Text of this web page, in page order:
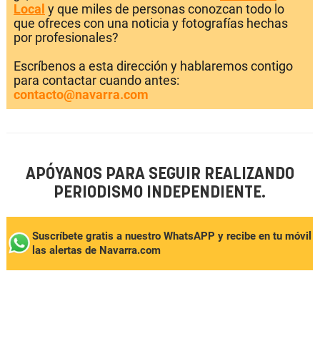
Local y que miles de personas conozcan todo lo
que ofreces con una noticia y fotografías hechas
por profesionales?
Escríbenos a esta dirección y hablaremos contigo
para contactar cuando antes:
contacto@navarra.com
APÓYANOS PARA SEGUIR REALIZANDO
PERIODISMO INDEPENDIENTE.
Suscríbete gratis a nuestro WhatsAPP y recibe en tu móvil
las alertas de Navarra.com